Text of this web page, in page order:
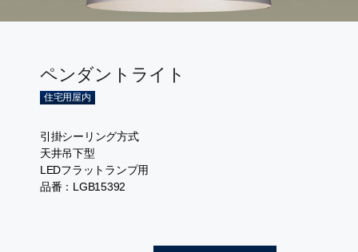
ペンダントライト
住宅用屋内
引掛シーリング方式
天井吊下型
LEDフラットランプ用
品番：LGB15392